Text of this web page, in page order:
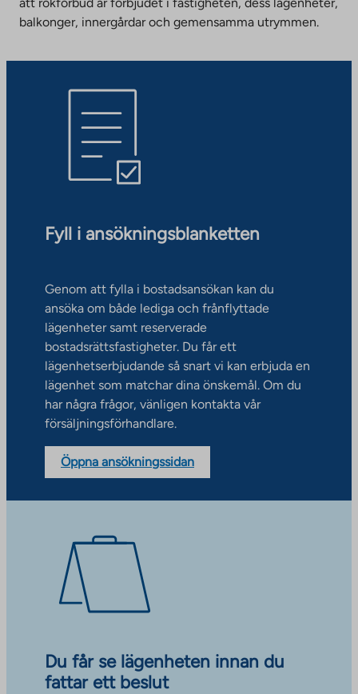
balkonger, innergårdar och gemensamma utrymmen.
Fyll i ansökningsblanketten
Genom att fylla i bostadsansökan kan du
ansöka om både lediga och frånflyttade
lägenheter samt reserverade
bostadsrättsfastigheter. Du får ett
lägenhetserbjudande så snart vi kan erbjuda en
lägenhet som matchar dina önskemål. Om du
har några frågor, vänligen kontakta vår
försäljningsförhandlare.
Öppna ansökningssidan
Du får se lägenheten innan du
fattar ett beslut